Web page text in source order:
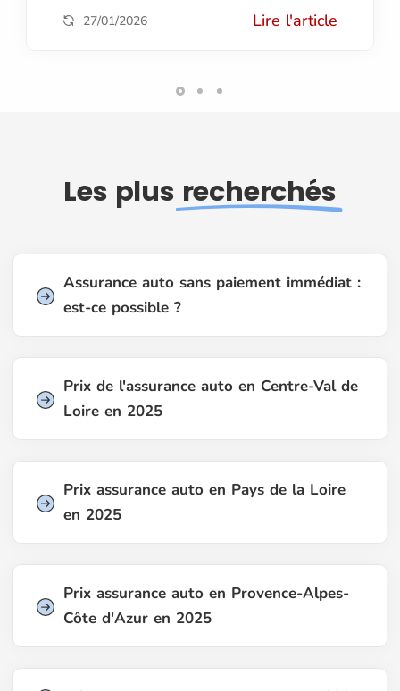
27/01/2026 Lire l'article
Les plus recherchés
Assurance auto sans paiement immédiat :
est-ce possible ?
Prix de l'assurance auto en Centre-Val de
Loire en 2025
Prix assurance auto en Pays de la Loire
en 2025
Prix assurance auto en Provence-Alpes-
Côte d'Azur en 2025